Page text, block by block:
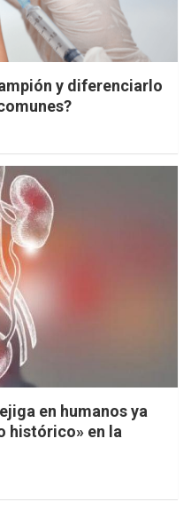
y diferenciarlo
en humanos ya
histórico» en la